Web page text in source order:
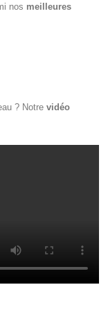
nos meilleures
? Notre vidéo